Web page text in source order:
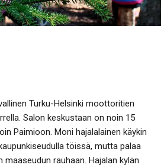
Turku-Helsinki moottoritien
Salon keskustaan on noin 15
Paimioon. Moni hajalalainen käykin
töissä, mutta palaa
maaseudun rauhaan. Hajalan kylän